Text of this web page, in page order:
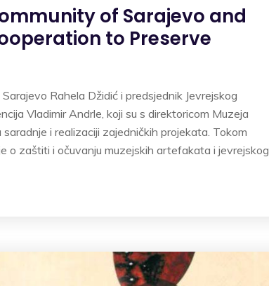
of Sarajevo and
to Preserve
Rahela Džidić i predsjednik Jevrejskog
Vladimir Andrle, koji su s direktoricom Muzeja
i realizaciji zajedničkih projekata. Tokom
o zaštiti i očuvanju muzejskih artefakata i jevrejskog